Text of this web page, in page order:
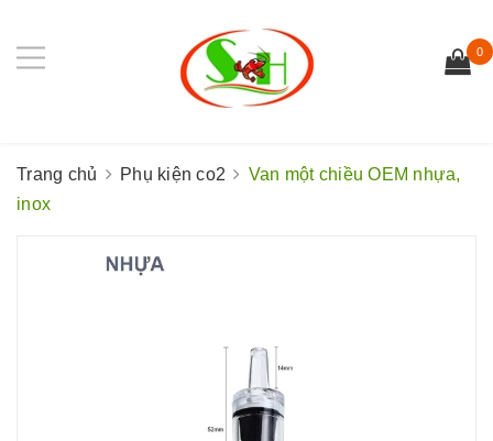
0
Trang chủ Phụ kiện co2
Van một chiều OEM nhựa,
inox